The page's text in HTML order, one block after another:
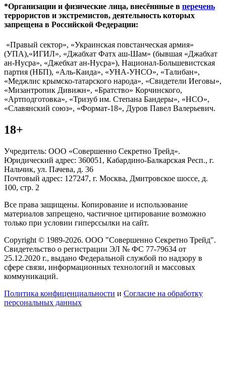
*Организации и физические лица, внесённные в перечень
террористов и экстремистов, деятельность которых
запрещена в Российской Федерации:
«Правый сектор», «Украинская повстанческая армия»
(УПА),«ИГИЛ», «Джабхат Фатх аш-Шам» (бывшая «Джабхат
ан-Нусра», «Джебхат ан-Нусра»), Национал-Большевистская
партия (НБП), «Аль-Каида», «УНА-УНСО», «Талибан»,
«Меджлис крымско-татарского народа», «Свидетели Иеговы»,
«Мизантропик Дивижн», «Братство» Корчинского,
«Артподготовка», «Тризуб им. Степана Бандеры», «НСО»,
«Славянский союз», «Формат-18», Дуров Павел Валерьевич.
18+
Учредитель: ООО «Совершенно Секретно Трейд».
Юридический адрес: 360051, Кабардино-Балкарская Респ., г.
Нальчик, ул. Пачева, д. 36
Почтовый адрес: 127247, г. Москва, Дмитровское шоссе, д.
100, стр. 2
Все права защищены. Копирование и использование
материалов запрещено, частичное цитирование возможно
только при условии гиперссылки на сайт.
Copyright © 1989-2026. ООО "Совершенно Секретно Трейд".
Свидетельство о регистрации ЭЛ № ФС 77-79634 от
25.12.2020 г., выдано Федеральной службой по надзору в
сфере связи, информационных технологий и массовых
коммуникаций.
Политика конфиценциальности и Согласие на обработку
персональных данных